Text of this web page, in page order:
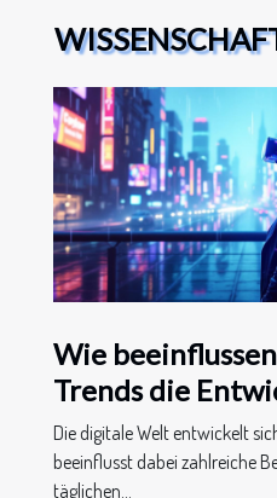
Wie
Trends die
Online-
Die digitale Welt entwickelt
beeinflusst dabei zahlreiche
täglichen...